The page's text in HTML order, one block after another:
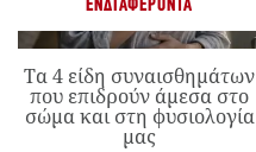
ΕΝΔΙΑΦΈΡΟΝΤΑ
Τα 4 είδη συναισθημάτων
που επιδρούν άμεσα στο
σώμα και στη φυσιολογία
μας